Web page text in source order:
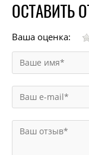
ОСТАВИТЬ
Ваша оценка: